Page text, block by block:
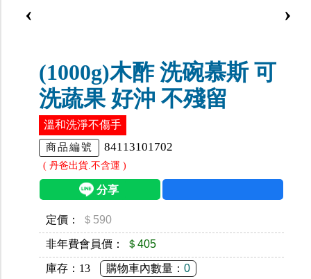
‹ ›
(1000g)木酢 洗碗慕斯 可
洗蔬果 好沖 不殘留
溫和洗淨不傷手
商品編號 84113101702
( 丹爸出貨.不含運 )
定價： ＄590
非年費會員價： ＄405
庫存： 13 購物車內數量： 0